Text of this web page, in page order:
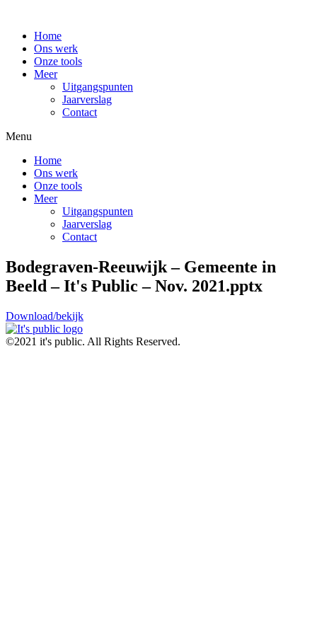
Home
Ons werk
Onze tools
Meer
Uitgangspunten
Jaarverslag
Contact
Menu
Home
Ons werk
Onze tools
Meer
Uitgangspunten
Jaarverslag
Contact
Bodegraven-Reeuwijk – Gemeente in
Beeld – It's Public – Nov. 2021.pptx
Download/bekijk
©2021 it's public. All Rights Reserved.